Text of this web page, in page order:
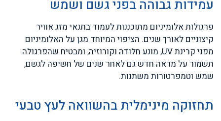
עמידות גבוהה בפני גשם ושמש
פרגולות אלומיניום מתוכננות לעמוד בתנאי מזג אוויר
קיצוניים לאורך שנים. הציפוי המיוחד מגן על האלומיניום
מפני קרינת UV, מונע חלודה וקורוזיה, ומבטיח שהפרגולה
תשמור על מראה חדש גם לאחר שנים של חשיפה לגשם,
שמש וטמפרטורות משתנות.
תחזוקה מינימלית בהשוואה לעץ טבעי